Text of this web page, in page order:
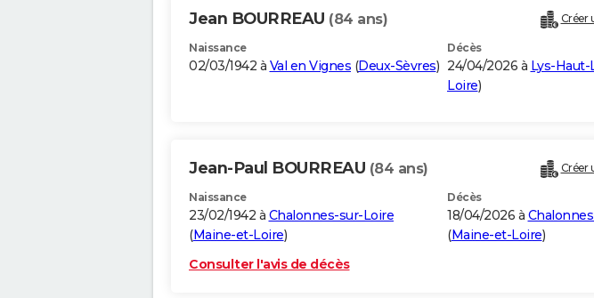
Jean BOURREAU (84 ans) Créer
Naissance
02/03/1942 à Val en Vignes (Deux-Sèvres)
Décès
24/04/2026 à Lys-Haut-
Loire)
Jean-Paul BOURREAU (84 ans) Créer
Naissance
23/02/1942 à Chalonnes-sur-Loire
(Maine-et-Loire)
Décès
18/04/2026 à
(Maine-et-Loire)
Consulter l'avis de décès